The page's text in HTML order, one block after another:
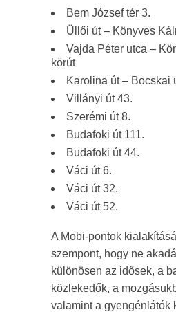
Bem József tér 3.
Üllői út – Könyves
Vajda Péter utca –
körút
Karolina út – Bocskai
Villányi út 43.
Szerémi út 8.
Budafoki út 111.
Budafoki út 44.
Váci út 6.
Váci út 32.
Váci út 52.
A Mobi-pontok
szempont, hogy ne
különösen az idősek, a
közlekedők, a
valamint a gyengénlátók